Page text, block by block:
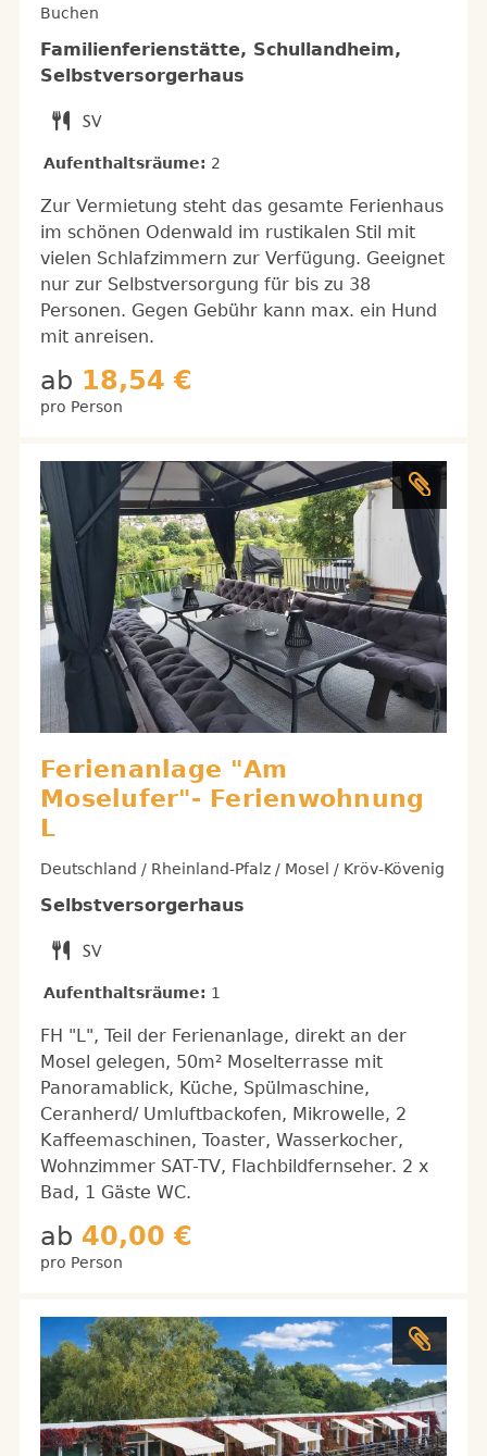
Buchen
Familienferienstätte, Schullandheim,
Selbstversorgerhaus
Aufenthaltsräume: 2
Zur Vermietung steht das gesamte Ferienhaus
im schönen Odenwald im rustikalen Stil mit
vielen Schlafzimmern zur Verfügung. Geeignet
nur zur Selbstversorgung für bis zu 38
Personen. Gegen Gebühr kann max. ein Hund
mit anreisen.
ab 18,54 €
pro Person
Ferienanlage "Am
Moselufer"- Ferienwohnung
L
Deutschland / Rheinland-Pfalz / Mosel / Kröv-Kövenig
Selbstversorgerhaus
Aufenthaltsräume: 1
FH "L", Teil der Ferienanlage, direkt an der
Mosel gelegen, 50m² Moselterrasse mit
Panoramablick, Küche, Spülmaschine,
Ceranherd/ Umluftbackofen, Mikrowelle, 2
Kaffeemaschinen, Toaster, Wasserkocher,
Wohnzimmer SAT-TV, Flachbildfernseher. 2 x
Bad, 1 Gäste WC.
ab 40,00 €
pro Person